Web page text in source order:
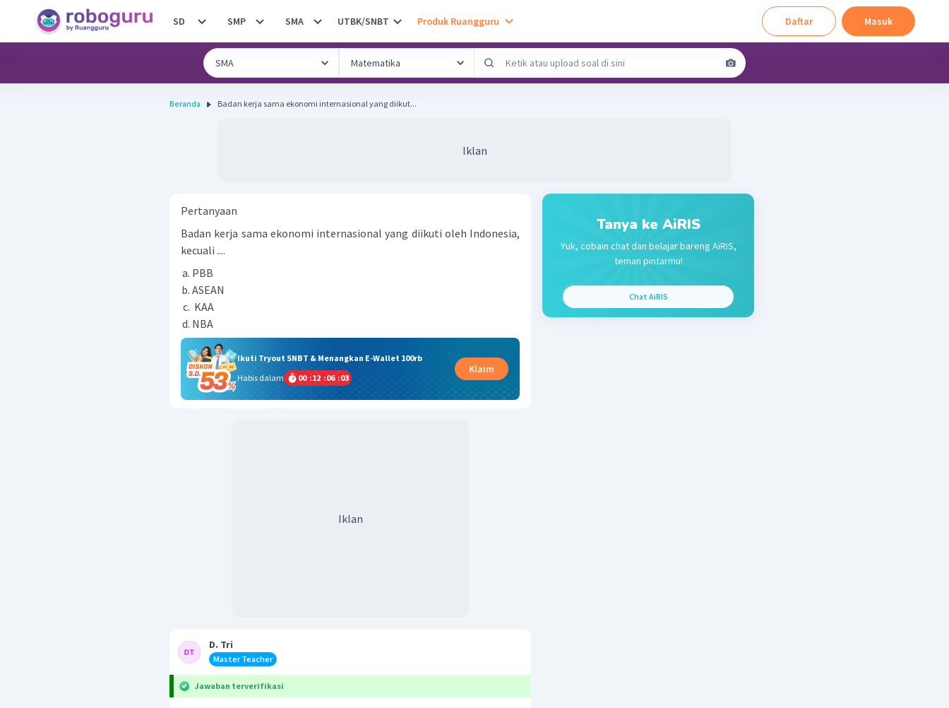
SD SMP SMA UTBK/SNBT Produk Ruangguru Daftar Masuk
Beranda Badan kerja sama ekonomi internasional yang diikut...
Iklan
Pertanyaan
Badan kerja sama ekonomi internasional yang diikuti oleh Indonesia,
kecuali ....
PBB
ASEAN
KAA
NBA
Ikuti Tryout SNBT & Menangkan E-Wallet 100rb
Habis dalam
00 :12 :06 :02
Klaim
Iklan
D. Tri
Master Teacher
Jawaban terverifikasi
Tanya ke AiRIS
Yuk, cobain chat dan belajar bareng AiRIS,
teman pintarmu!
Chat AiRIS